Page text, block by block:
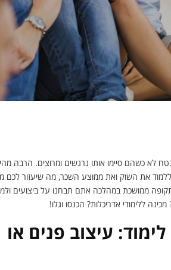
לא כשהם סיימו אותו נרגשים ומרוצים. הרבה
את השוק ואת ממוצע השכר, מה שיעזור לכם
ממושכת במהלכה אתם תבחנו על ביצועים
מכינה ללימודי אדריכלות? הכנסו וגלו!
עיצוב פנים או